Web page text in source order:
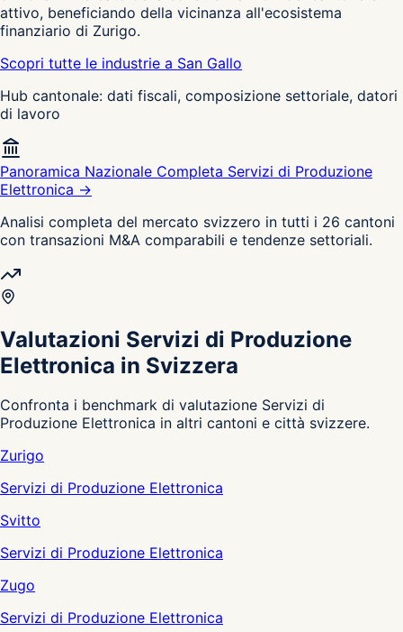
attivo, beneficiando della vicinanza all'ecosistema
finanziario di Zurigo.
Scopri tutte le industrie a San Gallo
Hub cantonale: dati fiscali, composizione settoriale, datori
di lavoro
Panoramica Nazionale Completa Servizi di Produzione
Elettronica →
Analisi completa del mercato svizzero in tutti i 26 cantoni
con transazioni M&A comparabili e tendenze settoriali.
Valutazioni Servizi di Produzione
Elettronica in Svizzera
Confronta i benchmark di valutazione Servizi di
Produzione Elettronica in altri cantoni e città svizzere.
Zurigo
Servizi di Produzione Elettronica
Svitto
Servizi di Produzione Elettronica
Zugo
Servizi di Produzione Elettronica